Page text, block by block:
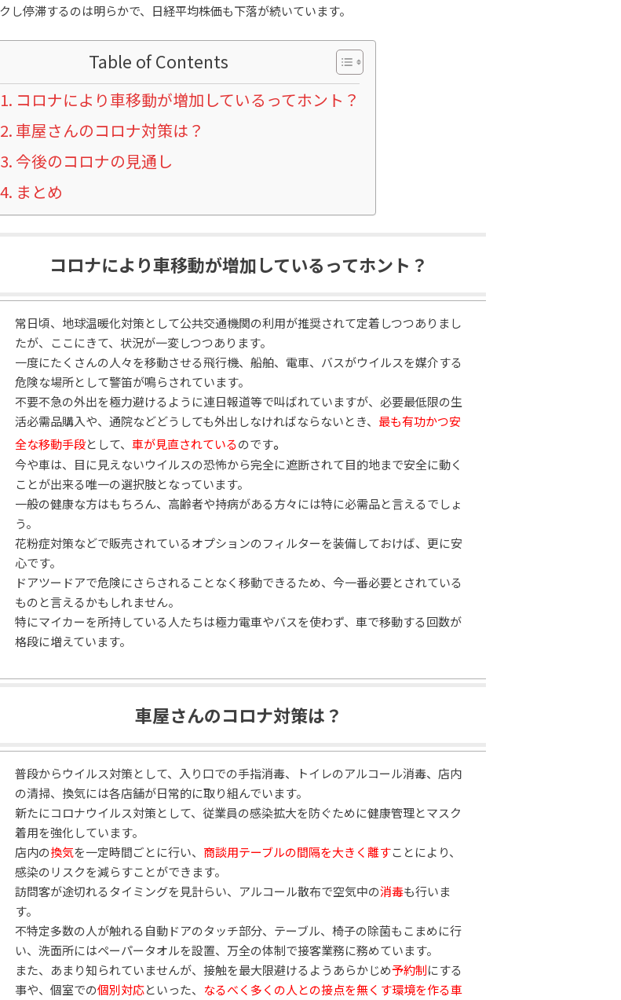
クし停滞するのは明らかで、日経平均株価も下落が続いています。
Table of Contents
コロナにより車移動が増加しているってホント？
車屋さんのコロナ対策は？
今後のコロナの見通し
まとめ
コロナにより車移動が増加しているってホント？
常日頃、地球温暖化対策として公共交通機関の利用が推奨されて定着しつつありまし
たが、ここにきて、状況が一変しつつあります。
一度にたくさんの人々を移動させる飛行機、船舶、電車、バスがウイルスを媒介する
危険な場所として警笛が鳴らされています。
不要不急の外出を極力避けるように連日報道等で叫ばれていますが、必要最低限の生
活必需品購入や、通院などどうしても外出しなければならないとき、 最も有功かつ安
全な移動手段として、 車が見直されているのです。
今や車は、目に見えないウイルスの恐怖から完全に遮断されて目的地まで安全に動く
ことが出来る唯一の選択肢となっています。
一般の健康な方はもちろん、高齢者や持病がある方々には特に必需品と言えるでしょ
う。
花粉症対策などで販売されているオプションのフィルターを装備しておけば、更に安
心です。
ドアツードアで危険にさらされることなく移動できるため、今一番必要とされている
ものと言えるかもしれません。
特にマイカーを所持している人たちは極力電車やバスを使わず、車で移動する回数が
格段に増えています。
車屋さんのコロナ対策は？
普段からウイルス対策として、入り口での手指消毒、トイレのアルコール消毒、店内
の清掃、換気には各店舗が日常的に取り組んでいます。
新たにコロナウイルス対策として、従業員の感染拡大を防ぐために健康管理とマスク
着用を強化しています。
店内の換気を一定時間ごとに行い、 商談用テーブルの間隔を大きく離すことにより、
感染のリスクを減らすことができます。
訪問客が途切れるタイミングを見計らい、アルコール散布で空気中の消毒も行いま
す。
不特定多数の人が触れる自動ドアのタッチ部分、テーブル、椅子の除菌もこまめに行
い、洗面所にはペーパータオルを設置、万全の体制で接客業務に務めています。
また、あまり知られていませんが、接触を最大限避けるようあらかじめ予約制にする
事や、個室での個別対応といった、 なるべく多くの人との接点を無くす環境を作る車